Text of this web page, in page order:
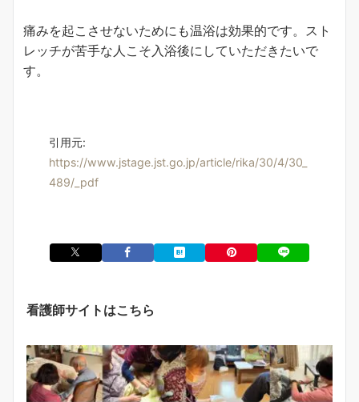
痛みを起こさせないためにも温浴は効果的です。スト
レッチが苦手な人こそ入浴後にしていただきたいで
す。
引用元:
https://www.jstage.jst.go.jp/article/rika/30/4/30_
489/_pdf
看護師サイトはこちら